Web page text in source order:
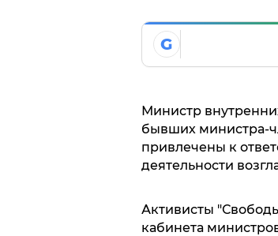
G
Министр
бывших министра-
привлечены к
деятельности
Активисты
кабинета